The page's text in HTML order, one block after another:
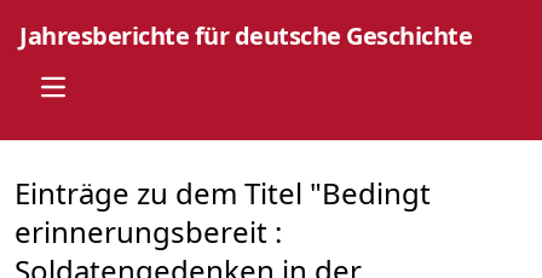
Jahresberichte für deutsche Geschichte
Open main menu
Einträge zu dem Titel "Bedingt
erinnerungsbereit :